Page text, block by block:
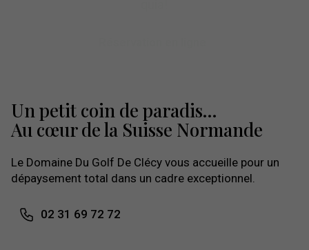
Un petit coin de paradis...
Au cœur de la Suisse Normande
Le Domaine Du Golf De Clécy vous accueille pour un
dépaysement total dans un cadre exceptionnel.
02 31 69 72 72